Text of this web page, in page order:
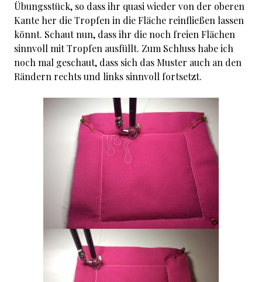
Übungsstück, so dass ihr quasi wieder von der oberen
Kante her die Tropfen in die Fläche reinfließen lassen
könnt. Schaut nun, dass ihr die noch freien Flächen
sinnvoll mit Tropfen ausfüllt. Zum Schluss habe ich
noch mal geschaut, dass sich das Muster auch an den
Rändern rechts und links sinnvoll fortsetzt.